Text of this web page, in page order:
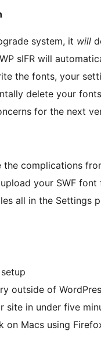
system, it will
sIFR will
the fonts, your
delete your
for the next
the complications
your SWF
all in the Settings
outside of
site in under five
on Macs using